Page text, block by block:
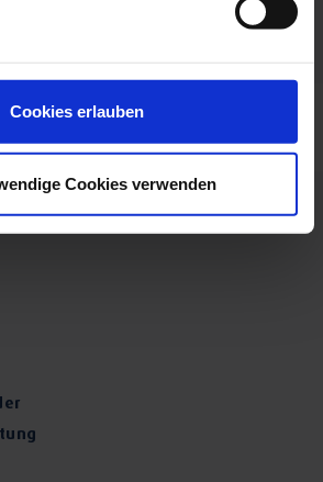
Cookies erlauben
Cookies verwenden